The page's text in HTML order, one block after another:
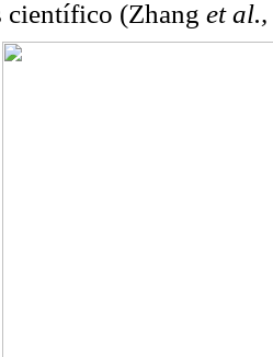
científico (Zhang et al.,